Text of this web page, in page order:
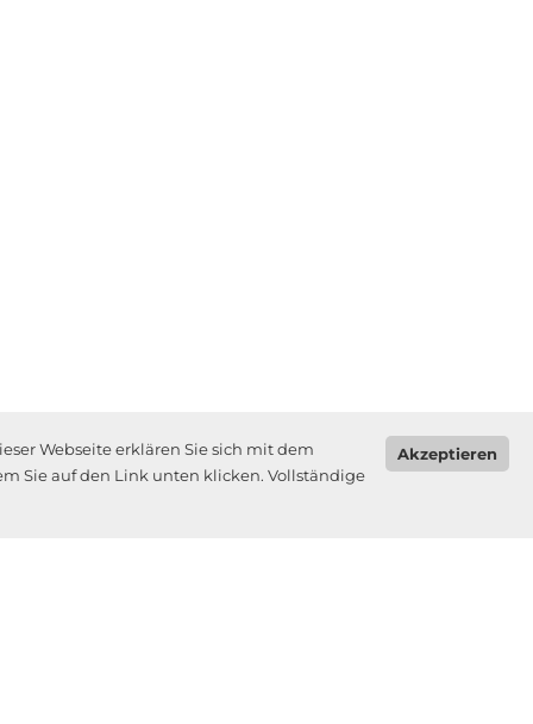
Akzeptieren
Webseite erklären Sie sich mit dem
Sie auf den Link unten klicken. Vollständige